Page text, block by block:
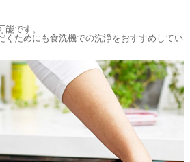
です。
ためにも食洗機での洗浄をおすすめしてい